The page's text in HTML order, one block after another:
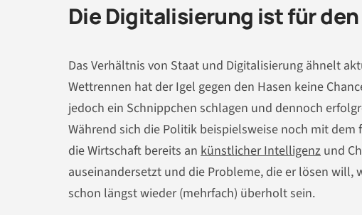
Die Digitalisierung ist für
Das Verhältnis von Staat und Digitalisierung ähnelt
Wettrennen hat der Igel gegen den Hasen keine
jedoch ein Schnippchen schlagen und dennoch
Während sich die Politik beispielsweise noch mit
die Wirtschaft bereits an künstlicher Intelligenz und
auseinandersetzt und die Probleme, die er lösen
schon längst wieder (mehrfach) überholt sein.